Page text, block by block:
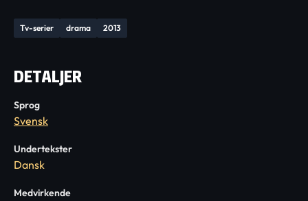
Tv-serier drama 2013
DETALJER
Sprog
Svensk
Undertekster
Dansk
Medvirkende